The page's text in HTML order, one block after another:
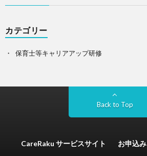
カテゴリー
保育士等キャリアアップ研修
Back to Top
CareRaku サービスサイト お申込み